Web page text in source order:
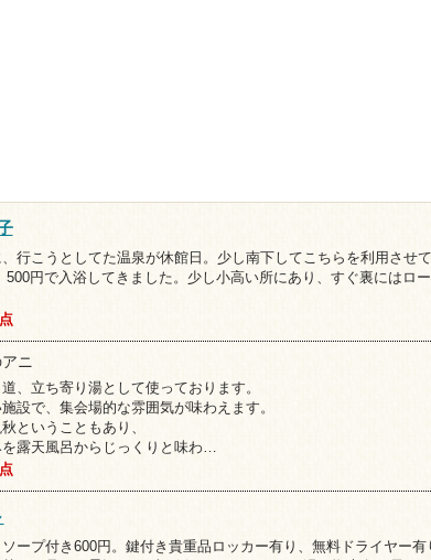
行こうとしてた温泉が休館日。少し南下してこちらを利用させ
500円で入浴してきました。少し小高い所にあり、すぐ裏にはロ
ニ
、立ち寄り湯として使っております。
設で、集会場的な雰囲気が味わえます。
ということもあり、
露天風呂からじっくりと味わ…
ープ付き600円。鍵付き貴重品ロッカー有り、無料ドライヤー有